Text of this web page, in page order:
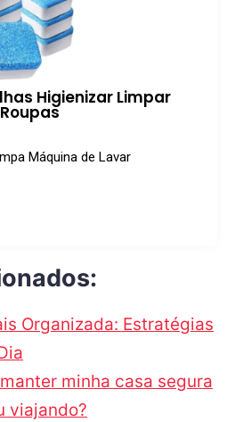
Higienizar Limpar
Máquina de Lavar
Organizada: Estratégias
minha casa segura
viajando?